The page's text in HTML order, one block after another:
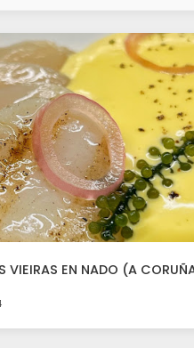
VIEIRAS EN NADO (A